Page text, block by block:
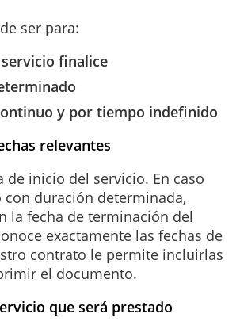
ser para:
finalice
y por tiempo indefinido
relevantes
de inicio del servicio. En caso
con duración determinada,
la fecha de terminación del
exactamente las fechas de
contrato le permite incluirlas
el documento.
que será prestado